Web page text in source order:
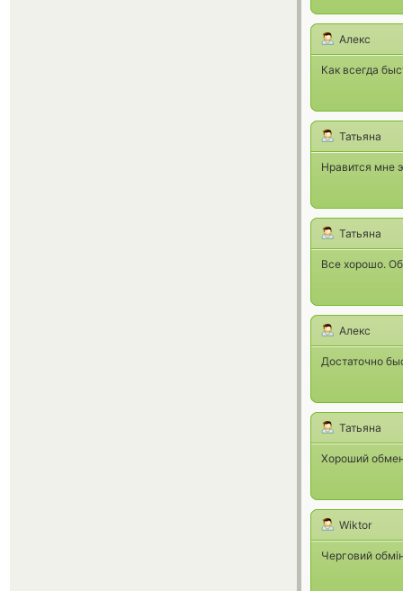
Алекс
Как всегда
Татьяна
Нравится мне
Татьяна
Все хорошо.
Алекс
Достаточно
Татьяна
Хороший
Wiktor
Черговий